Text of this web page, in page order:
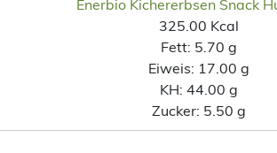
Enerbio Kichererbsen Snack
325.00 Kcal
Fett: 5.70 g
Eiweis: 17.00 g
KH: 44.00 g
Zucker: 5.50 g